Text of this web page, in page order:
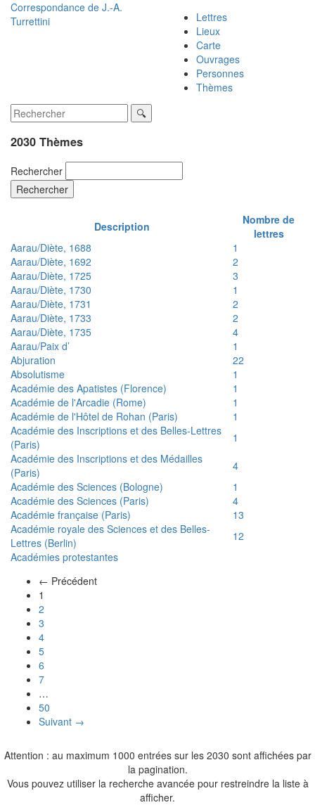
Correspondance de J.-A.
Turrettini
Lettres
Lieux
Carte
Ouvrages
Personnes
Thèmes
2030 Thèmes
Rechercher
Rechercher
Description
Nombre de
lettres
Aarau/Diète, 1688
1
Aarau/Diète, 1692
2
Aarau/Diète, 1725
3
Aarau/Diète, 1730
1
Aarau/Diète, 1731
2
Aarau/Diète, 1733
2
Aarau/Diète, 1735
4
Aarau/Paix d’
1
Abjuration
22
Absolutisme
1
Académie des Apatistes (Florence)
1
Académie de l'Arcadie (Rome)
1
Académie de l'Hôtel de Rohan (Paris)
1
Académie des Inscriptions et des Belles-Lettres
(Paris)
1
Académie des Inscriptions et des Médailles
(Paris)
4
Académie des Sciences (Bologne)
1
Académie des Sciences (Paris)
4
Académie française (Paris)
13
Académie royale des Sciences et des Belles-
Lettres (Berlin)
12
Académies protestantes
← Précédent
1
2
3
4
5
6
7
…
50
Suivant →
Attention : au maximum 1000 entrées sur les 2030 sont affichées par
la pagination.
Vous pouvez utiliser la recherche avancée pour restreindre la liste à
afficher.